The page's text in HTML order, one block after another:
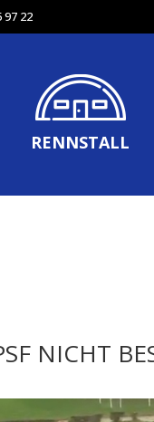
97 22
RENNSTALL
NICHT